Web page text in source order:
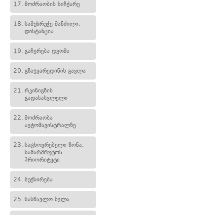
17. მოძრაობის სიჩქარე
18. სამუხრუჭე მანძილი,
დისტანცია
19. გაჩერება დგომა
20. გზაჯვარედინის გავლა
21. რკინიგზის
გადასასვლელი
22. მოძრაობა
ავტომაგისტრალზე
23. საცხოვრებელი ზონა,
სამარშრუტოს
პრიორიტეტი
24. ბუქსირება
25. სასწავლო სვლა